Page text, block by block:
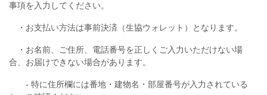
事項を入力してください。
・お支払い方法は事前決済（生協ウォレット）となります。
・お名前、ご住所、電話番号を正しくご入力いただけない場
合、お届けできない場合があります。
‐ 特に住所欄には番地・建物名・部屋番号が入力されている